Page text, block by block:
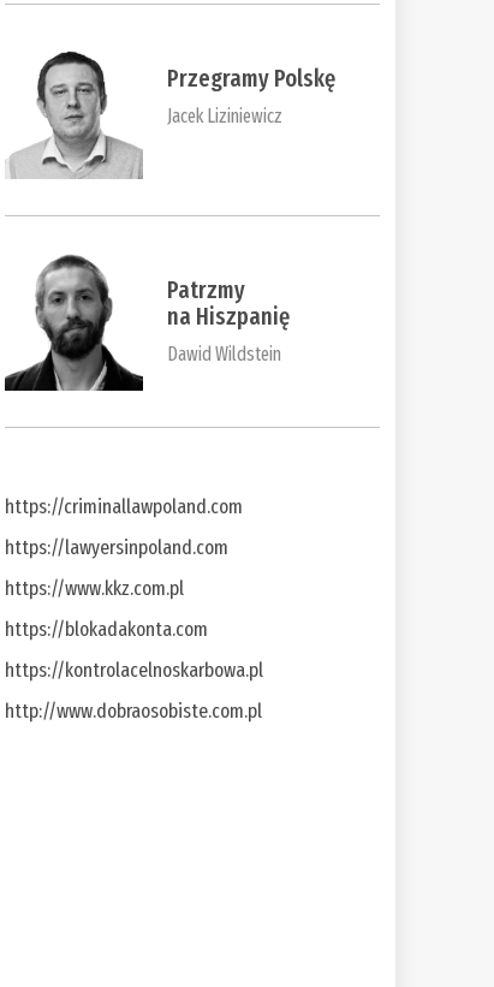
Przegramy Polskę
Jacek Liziniewicz
Patrzmy
na Hiszpanię
Dawid Wildstein
https://criminallawpoland.com
https://lawyersinpoland.com
https://www.kkz.com.pl
https://blokadakonta.com
https://kontrolacelnoskarbowa.pl
http://www.dobraosobiste.com.pl